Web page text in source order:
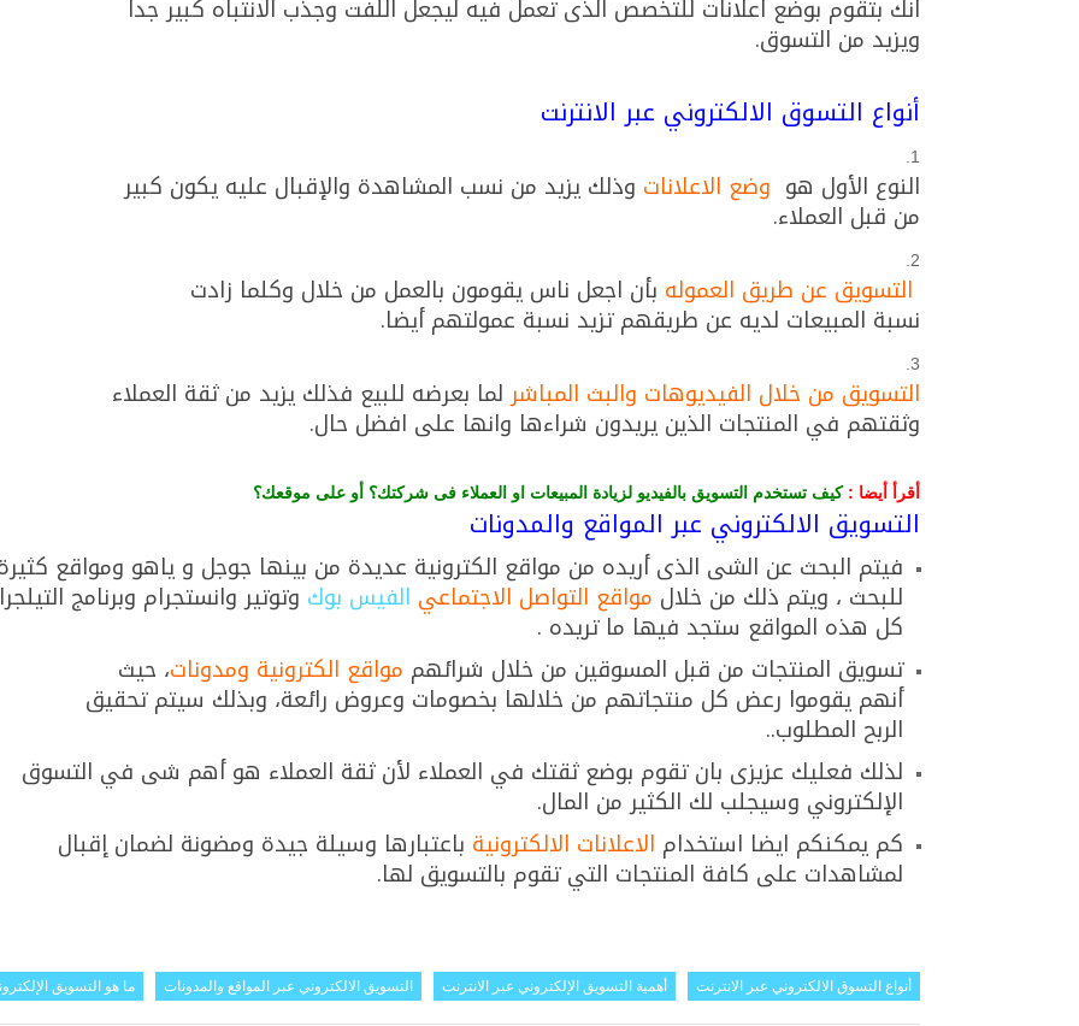
انك بتقوم بوضع اعلانات للتخصص الذى تعمل فيه ليجعل اللفت وجذب الانتباه كبير جدا
ويزيد من التسوق.
أنواع التسوق الالكتروني عبر الانترنت
النوع الأول هو وضع الاعلانات وذلك يزيد من نسب المشاهدة والإقبال عليه يكون كبير
من قبل العملاء.
التسويق عن طريق العموله بأن اجعل ناس يقومون بالعمل من خلال وكلما زادت
نسبة المبيعات لديه عن طريقهم تزيد نسبة عمولتهم أيضا.
التسويق من خلال الفيديوهات والبث المباشر لما بعرضه للبيع فذلك يزيد من ثقة العملاء
وثقتهم في المنتجات الذين يريدون شراءها وانها على افضل حال.
أقرأ أيضا : كيف تستخدم التسويق بالفيديو لزيادة المبيعات او العملاء فى شركتك؟ أو على موقعك؟
التسويق الالكتروني عبر المواقع والمدونات
فيتم البحث عن الشى الذى أريده من مواقع الكترونية عديدة من بينها جوجل و ياهو ومواقع
للبحث ، ويتم ذلك من خلال مواقع التواصل الاجتماعي الفيس بوك وتوتير وانستجرام وبرنامج
كل هذه المواقع ستجد فيها ما تريده .
تسويق المنتجات من قبل المسوقين من خلال شرائهم مواقع الكترونية ومدونات، حيث
أنهم يقوموا رعض كل منتجاتهم من خلالها بخصومات وعروض رائعة، وبذلك سيتم تحقيق
الربح المطلوب..
لذلك فعليك عزيزى بان تقوم بوضع ثقتك في العملاء لأن ثقة العملاء هو أهم شى في التسوق
الإلكتروني وسيجلب لك الكثير من المال.
كم يمكنكم ايضا استخدام الاعلانات الالكترونية باعتبارها وسيلة جيدة ومضونة لضمان إقبال
لمشاهدات على كافة المنتجات التي تقوم بالتسويق لها.
أنواع التسوق الالكتروني عبر الانترنت أهمية التسويق الإلكتروني عبر الانترنت التسويق الالكتروني عبر المواقع والمدونات ما هو التسويق